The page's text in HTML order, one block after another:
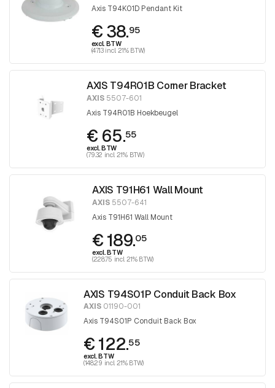
Axis T94K01D Pendant Kit
€ 38.95
excl. BTW
(47.13 incl. 21% BTW)
AXIS T94R01B Corner Bracket
AXIS5507-601
Axis T94R01B Hoekbeugel
€ 65.55
excl. BTW
(79.32 incl. 21% BTW)
AXIS T91H61 Wall Mount
AXIS 5507-641
Axis T91H61 Wall Mount
€ 189.05
excl. BTW
(228.75 incl. 21% BTW)
AXIS T94S01P Conduit Back Box
AXIS 01190-001
Axis T94S01P Conduit Back Box
€ 122.55
excl. BTW
(148.29 incl. 21% BTW)